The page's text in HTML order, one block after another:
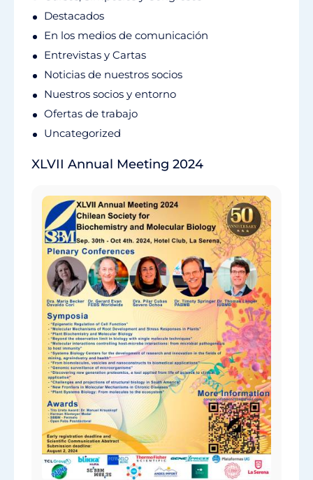
Destacados
En los medios de comunicación
Entrevistas y Cartas
Noticias de nuestros socios
Nuestros socios y entorno
Ofertas de trabajo
Uncategorized
XLVII Annual Meeting 2024